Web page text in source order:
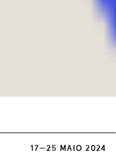
17—25 MAIO 2024
venda em: